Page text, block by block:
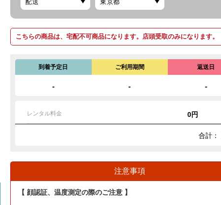
こちらの商品は、宅配不可商品になります。店頭受取のみになります。
到着予定日
-
ご利用期間
-
返送日
-
レンタル料金 0円
合計：
注意事項
【 顔認証、温度測定の際のご注意 】